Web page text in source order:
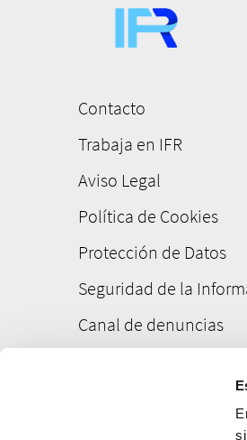
Menú
pie
de
página
Contacto
Trabaja en IFR
Aviso Legal
Política de Cookies
Protección de Datos
Seguridad de la
Canal de denuncias